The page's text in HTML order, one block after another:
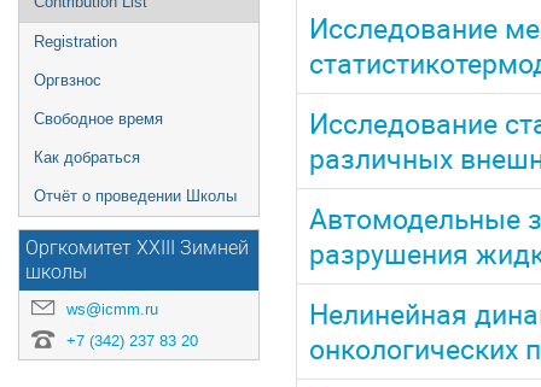
Registration
Оргвзнос
Свободное время
Как добраться
Отчёт о проведении Школы
Оргкомитет XXIII Зимней
школы
ws@icmm.ru
+7 (342) 237 83 20
Исследование
Исследование
различных
Автомодельные
разрушения
Нелинейная
онкологических